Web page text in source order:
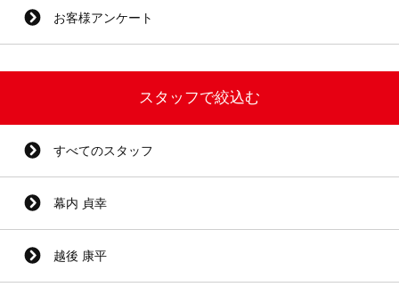
お客様アンケート
スタッフで絞込む
すべてのスタッフ
幕内 貞幸
越後 康平